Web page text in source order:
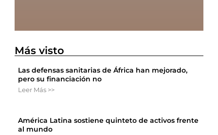
Más visto
Las defensas sanitarias de África han mejorado,
pero su financiación no
Leer Más >>
América Latina sostiene quinteto de activos frente
al mundo